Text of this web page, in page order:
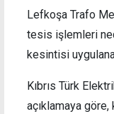
Lefkoşa Trafo
tesis işlemleri
kesintisi
Kıbrıs Türk
açıklamaya